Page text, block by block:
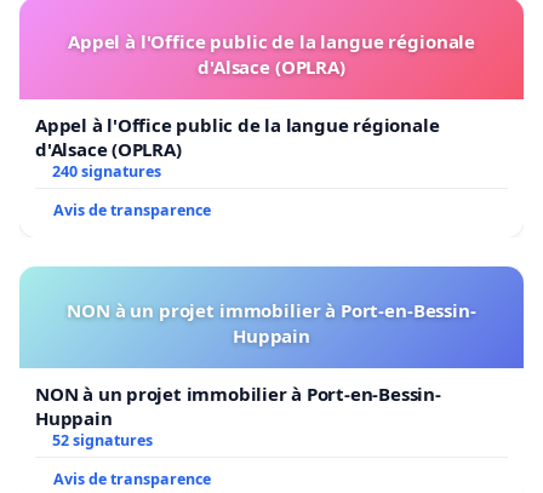
Appel à l'Office public de la langue régionale
d'Alsace (OPLRA)
Appel à l'Office public de la langue régionale
d'Alsace (OPLRA)
240 signatures
Avis de transparence
NON à un projet immobilier à Port-en-Bessin-
Huppain
NON à un projet immobilier à Port-en-Bessin-
Huppain
52 signatures
Avis de transparence